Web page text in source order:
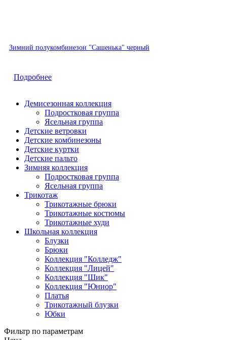
Зимний полукомбинезон "Сашенька" черный
Подробнее
Демисезонная коллекция
Подростковая группа
Ясельная группа
Детские ветровки
Детские комбинезоны
Детские куртки
Детские пальто
Зимняя коллекция
Подростковая группа
Ясельная группа
Трикотаж
Трикотажные брюки
Трикотажные костюмы
Трикотажные худи
Школьная коллекция
Блузки
Брюки
Коллекция "Колледж"
Коллекция "Лицей"
Коллекция "Шик"
Коллекция "Юниор"
Платья
Трикотажный блузки
Юбки
Фильтр по параметрам